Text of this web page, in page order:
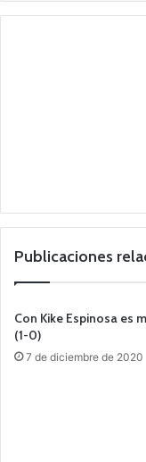
Publicaciones
Con Kike Espinosa es
(1-0)
7 de diciembre de 2020